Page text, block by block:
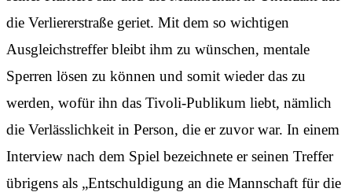
die Verliererstraße geriet. Mit dem so wichtigen
Ausgleichstreffer bleibt ihm zu wünschen, mentale
Sperren lösen zu können und somit wieder das zu
werden, wofür ihn das Tivoli-Publikum liebt, nämlich
die Verlässlichkeit in Person, die er zuvor war. In einem
Interview nach dem Spiel bezeichnete er seinen Treffer
übrigens als „Entschuldigung an die Mannschaft für die